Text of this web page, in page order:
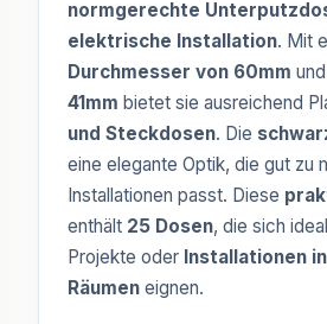
normgerechte
elektrische Installation. Mit
Durchmesser von 60mm
41mm bietet sie ausreichend
und Steckdosen. Die
eine elegante Optik, die gut zu
Installationen passt. Diese
enthält 25 Dosen, die sich
Projekte oder Installationen
Räumen eignen.